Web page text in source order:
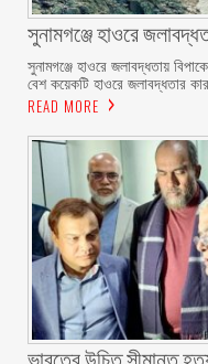
সুনামগঞ্জে হাওরে
সুনামগঞ্জে হাওরে জলাবদ্ধতায়
বেশ কয়েকটি হাওরে জলাবদ্ধতার
READ MORE
ভারতের উচিত সীমান্ত